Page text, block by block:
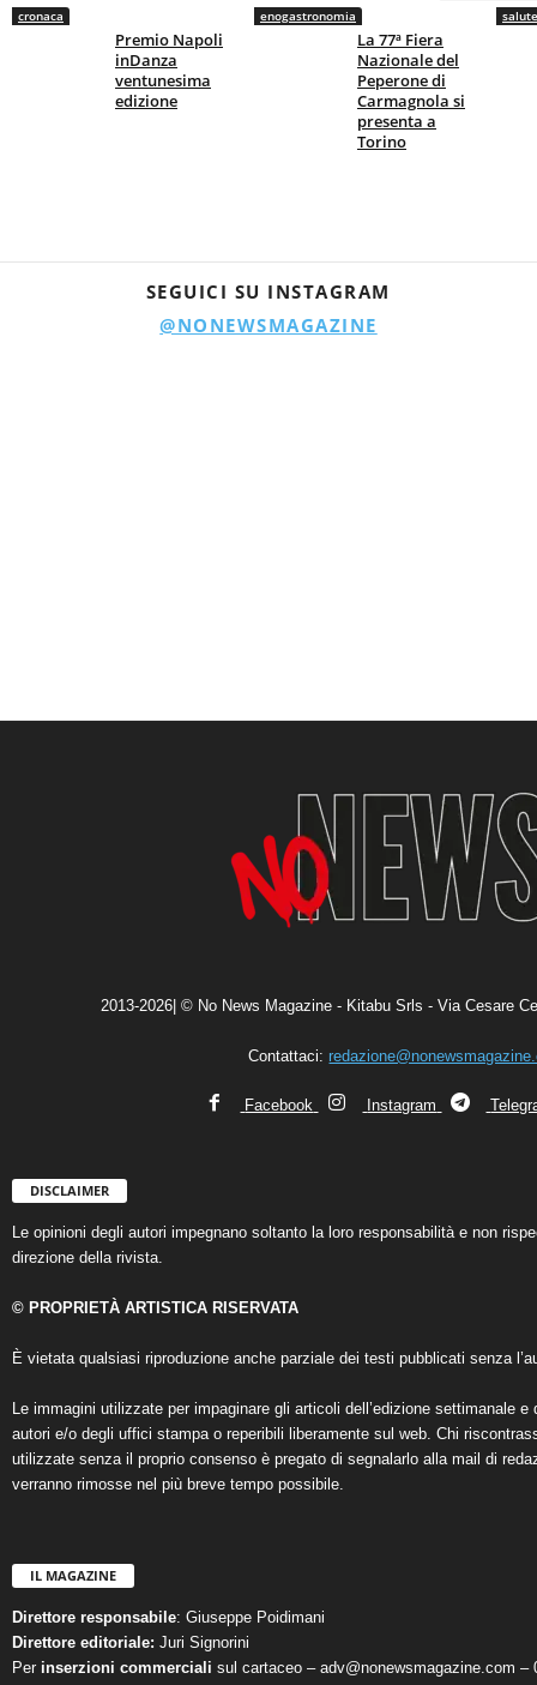
cronaca
Premio Napoli
inDanza
ventunesima
edizione
enogastronomia
La 77ª Fiera
Nazionale del
Peperone di
Carmagnola si
presenta a
Torino
SEGUICI SU INSTAGRAM
@NONEWSMAGAZINE
2013-2026| © No News Magazine - Kitabu Srls - Via Cesare
Contattaci:
Facebook Instagram
DISCLAIMER
Le opinioni degli autori impegnano soltanto la loro responsabilità e non
direzione della rivista.
© PROPRIETÀ ARTISTICA RISERVATA
È vietata qualsiasi riproduzione anche parziale dei testi pubblicati senza
Le immagini utilizzate per impaginare gli articoli dell’edizione settimanale
autori e/o degli uffici stampa o reperibili liberamente sul web. Chi
utilizzate senza il proprio consenso è pregato di segnalarlo alla mail di
verranno rimosse nel più breve tempo possibile.
IL MAGAZINE
Direttore responsabile: Giuseppe Poidimani
Direttore editoriale: Juri Signorini
Per inserzioni commerciali sul cartaceo – adv@nonewsmagazine.com –